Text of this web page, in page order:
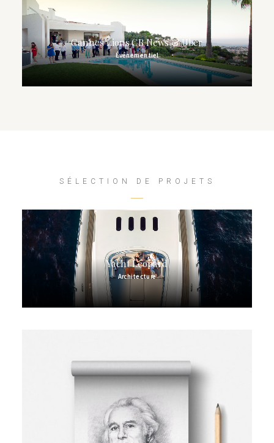
Cannes Lions CB News & Uber
Événementiel
SÉLECTION DE PROJETS
Yacht Leopard
Architecture